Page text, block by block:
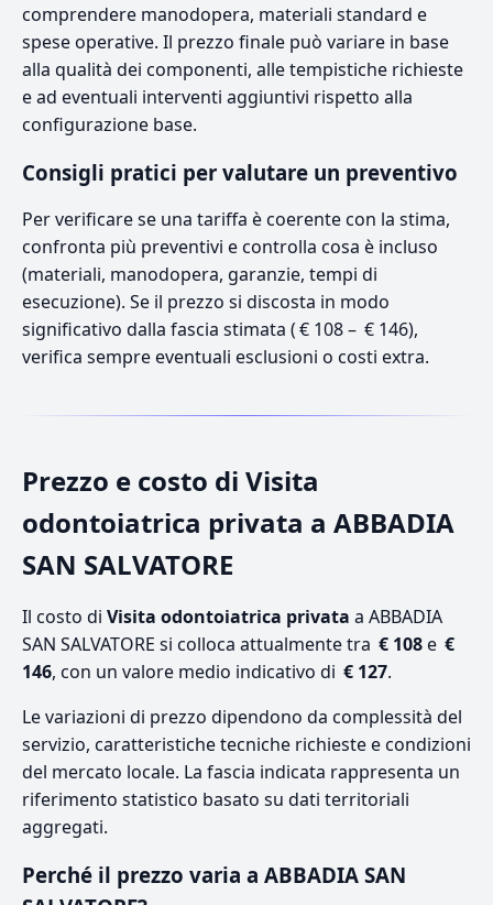
comprendere manodopera, materiali standard e
spese operative. Il prezzo finale può variare in base
alla qualità dei componenti, alle tempistiche richieste
e ad eventuali interventi aggiuntivi rispetto alla
configurazione base.
Consigli pratici per valutare un preventivo
Per verificare se una tariffa è coerente con la stima,
confronta più preventivi e controlla cosa è incluso
(materiali, manodopera, garanzie, tempi di
esecuzione). Se il prezzo si discosta in modo
significativo dalla fascia stimata ( € 108 – € 146),
verifica sempre eventuali esclusioni o costi extra.
Prezzo e costo di Visita
odontoiatrica privata a ABBADIA
SAN SALVATORE
Il costo di Visita odontoiatrica privata a ABBADIA
SAN SALVATORE si colloca attualmente tra € 108e €
146, con un valore medio indicativo di € 127.
Le variazioni di prezzo dipendono da complessità del
servizio, caratteristiche tecniche richieste e condizioni
del mercato locale. La fascia indicata rappresenta un
riferimento statistico basato su dati territoriali
aggregati.
Perché il prezzo varia a ABBADIA SAN